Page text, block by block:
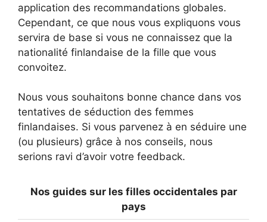
application des recommandations globales.
Cependant, ce que nous vous expliquons vous
servira de base si vous ne connaissez que la
nationalité finlandaise de la fille que vous
convoitez.
Nous vous souhaitons bonne chance dans vos
tentatives de séduction des femmes
finlandaises. Si vous parvenez à en séduire une
(ou plusieurs) grâce à nos conseils, nous
serions ravi d’avoir votre feedback.
Nos guides sur les filles occidentales par
pays